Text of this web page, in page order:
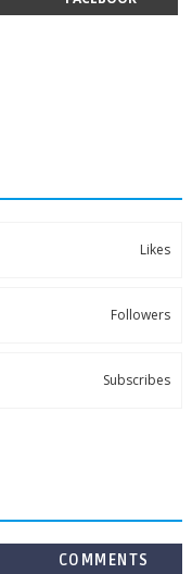
Likes
Followers
Subscribes
COMMENTS